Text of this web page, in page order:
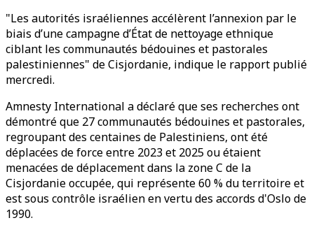
"Les autorités israéliennes accélèrent l’annexion par le
biais d’une campagne d’État de nettoyage ethnique
ciblant les communautés bédouines et pastorales
palestiniennes" de Cisjordanie, indique le rapport publié
mercredi.
Amnesty International a déclaré que ses recherches ont
démontré que 27 communautés bédouines et pastorales,
regroupant des centaines de Palestiniens, ont été
déplacées de force entre 2023 et 2025 ou étaient
menacées de déplacement dans la zone C de la
Cisjordanie occupée, qui représente 60 % du territoire et
est sous contrôle israélien en vertu des accords d'Oslo de
1990.